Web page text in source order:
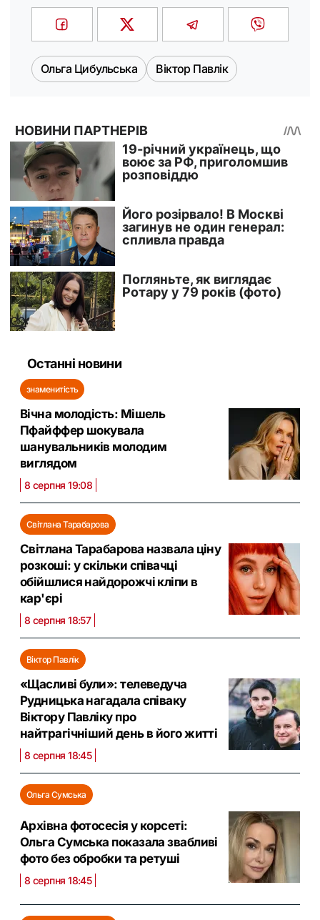
Ольга Цибульська Віктор Павлік
Останні новини
знаменитість
Вічна молодість: Мішель
Пфайффер шокувала
шанувальників молодим
виглядом
8 серпня 19:08
Світлана Тарабарова
Світлана Тарабарова назвала ціну
розкоші: у скільки співачці
обійшлися найдорожчі кліпи в
кар'єрі
8 серпня 18:57
Віктор Павлік
«Щасливі були»: телеведуча
Рудницька нагадала співаку
Віктору Павліку про
найтрагічніший день в його житті
8 серпня 18:45
Ольга Сумська
Архівна фотосесія у корсеті:
Ольга Сумська показала звабливі
фото без обробки та ретуші
8 серпня 18:45